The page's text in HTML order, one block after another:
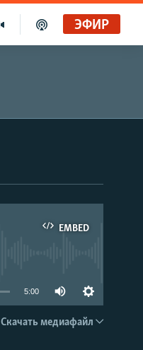
ЭФИР
EMBED
EMBED
5:00
Скачать медиафайл